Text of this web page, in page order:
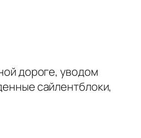
дороге, уводом
сайлентблоки,